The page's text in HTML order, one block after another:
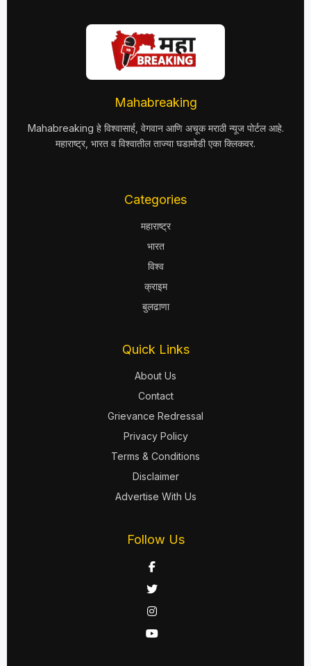
Mahabreaking
Mahabreaking हे विश्वासार्ह, वेगवान आणि अचूक मराठी न्यूज पोर्टल आहे.
महाराष्ट्र, भारत व विश्वातील ताज्या घडामोडी एका क्लिकवर.
Categories
महाराष्ट्र
भारत
विश्व
क्राइम
बुलढाणा
Quick Links
About Us
Contact
Grievance Redressal
Privacy Policy
Terms & Conditions
Disclaimer
Advertise With Us
Follow Us